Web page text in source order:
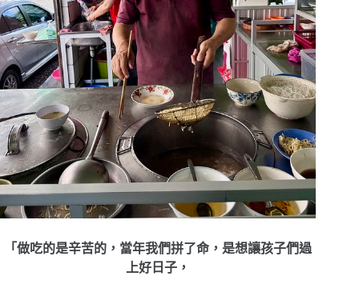
「做吃的是辛苦的，當年我們拼了命，是想讓孩子們過
上好日子，